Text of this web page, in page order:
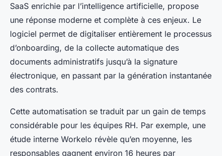
SaaS enrichie par l’intelligence artificielle, propose
une réponse moderne et complète à ces enjeux. Le
logiciel permet de digitaliser entièrement le processus
d’onboarding, de la collecte automatique des
documents administratifs jusqu’à la signature
électronique, en passant par la génération instantanée
des contrats.
Cette automatisation se traduit par un gain de temps
considérable pour les équipes RH. Par exemple, une
étude interne Workelo révèle qu’en moyenne, les
responsables gagnent environ 16 heures par